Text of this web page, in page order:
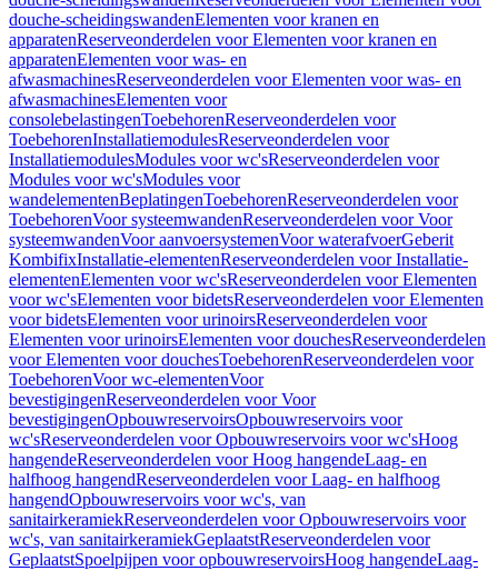
douche-scheidingswandenElementen voor kranen en
apparatenReserveonderdelen voor Elementen voor kranen en
apparatenElementen voor was- en
afwasmachinesReserveonderdelen voor Elementen voor was- en
afwasmachinesElementen voor
consolebelastingenToebehorenReserveonderdelen voor
ToebehorenInstallatiemodulesReserveonderdelen voor
InstallatiemodulesModules voor wc'sReserveonderdelen voor
Modules voor wc'sModules voor
wandelementenBeplatingenToebehorenReserveonderdelen voor
ToebehorenVoor systeemwandenReserveonderdelen voor Voor
systeemwandenVoor aanvoersystemenVoor waterafvoerGeberit
KombifixInstallatie-elementenReserveonderdelen voor Installatie-
elementenElementen voor wc'sReserveonderdelen voor Elementen
voor wc'sElementen voor bidetsReserveonderdelen voor Elementen
voor bidetsElementen voor urinoirsReserveonderdelen voor
Elementen voor urinoirsElementen voor douchesReserveonderdelen
voor Elementen voor douchesToebehorenReserveonderdelen voor
ToebehorenVoor wc-elementenVoor
bevestigingenReserveonderdelen voor Voor
bevestigingenOpbouwreservoirsOpbouwreservoirs voor
wc'sReserveonderdelen voor Opbouwreservoirs voor wc'sHoog
hangendeReserveonderdelen voor Hoog hangendeLaag- en
halfhoog hangendReserveonderdelen voor Laag- en halfhoog
hangendOpbouwreservoirs voor wc's, van
sanitairkeramiekReserveonderdelen voor Opbouwreservoirs voor
wc's, van sanitairkeramiekGeplaatstReserveonderdelen voor
GeplaatstSpoelpijpen voor opbouwreservoirsHoog hangendeLaag-